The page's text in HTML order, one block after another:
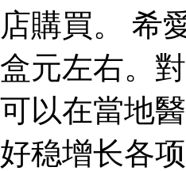
店購買。 希
盒元左右。
可以在當地
好稳增长各